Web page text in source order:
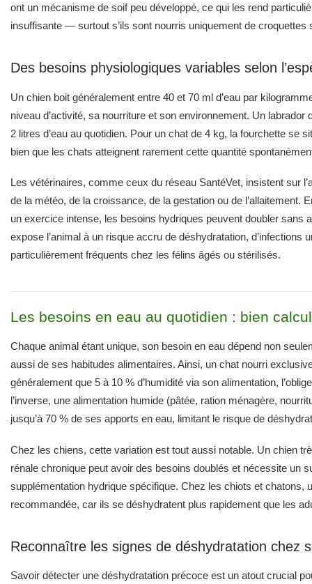
ont un mécanisme de soif peu développé, ce qui les rend
insuffisante — surtout s’ils sont nourris uniquement de croquettes
Des besoins physiologiques variables selon
Un chien boit généralement entre 40 et 70 ml d’eau par
niveau d’activité, sa nourriture et son environnement. Un labrador
2 litres d’eau au quotidien. Pour un chat de 4 kg, la fourchette se
bien que les chats atteignent rarement cette quantité
Les vétérinaires, comme ceux du réseau SantéVet, insistent sur
de la météo, de la croissance, de la gestation ou de l’allaitement.
un exercice intense, les besoins hydriques peuvent doubler sans
expose l’animal à un risque accru de déshydratation, d’infections
particulièrement fréquents chez les félins âgés ou stérilisés.
Les besoins en eau au quotidien : bien
Chaque animal étant unique, son besoin en eau dépend non
aussi de ses habitudes alimentaires. Ainsi, un chat nourri
généralement que 5 à 10 % d’humidité via son alimentation,
l’inverse, une alimentation humide (pâtée, ration ménagère,
jusqu’à 70 % de ses apports en eau, limitant le risque de
Chez les chiens, cette variation est tout aussi notable. Un chien
rénale chronique peut avoir des besoins doublés et nécessite un
supplémentation hydrique spécifique. Chez les chiots et chatons,
recommandée, car ils se déshydratent plus rapidement que les
Reconnaître les signes de déshydratation chez
Savoir détecter une déshydratation précoce est un atout crucial